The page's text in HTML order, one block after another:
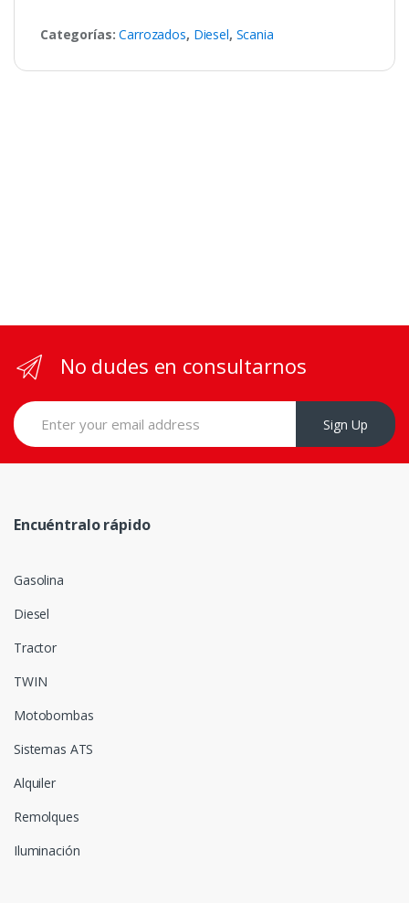
Categorías:Carrozados, Diesel, Scania
No dudes en consultarnos
Sign Up
Encuéntralo rápido
Gasolina
Diesel
Tractor
TWIN
Motobombas
Sistemas ATS
Alquiler
Remolques
Iluminación